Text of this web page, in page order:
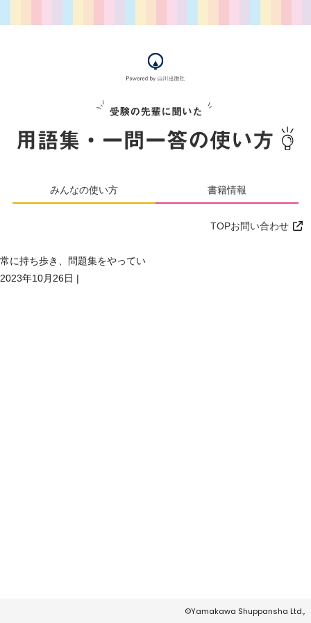
みんなの使い方 書籍情報
TOPお問い合わせ
常に持ち歩き、問題集をやってい
2023年10月26日 |
©Yamakawa Shuppansha Ltd.,